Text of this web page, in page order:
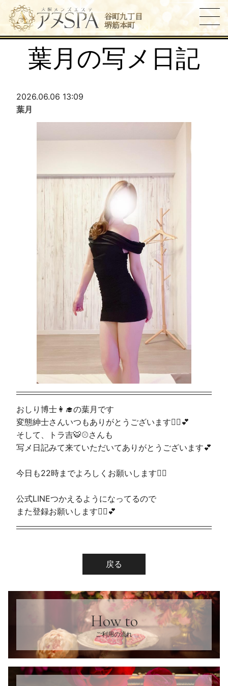
谷町九丁目
堺筋本町
葉月の写メ日記
2026.06.06 13:09
葉月
おしり博士👩‍🎓の葉月です
変態紳士さんいつもありがとうございます🦹‍♀️💕
そして、トラ吉🐯⚾️さんも
写メ日記みて来ていただいてありがとうございます💕
今日も22時までよろしくお願いします🙋‍♀️
公式LINEつかえるようになってるので
また登録お願いします🙇‍♀️💕
戻る
How to
ご利用の流れ